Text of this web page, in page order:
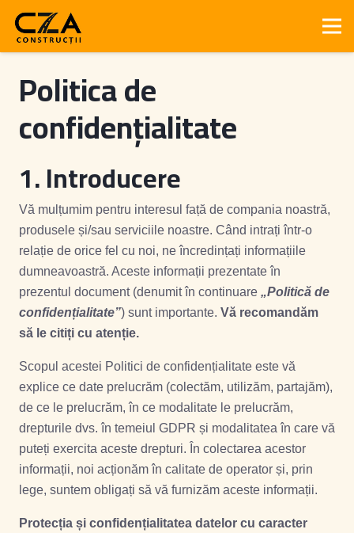
Politica de
confidențialitate
1. Introducere
Vă mulțumim pentru interesul față de compania noastră,
produsele și/sau serviciile noastre. Când intrați într-o
relație de orice fel cu noi, ne încredințați informațiile
dumneavoastră. Aceste informații prezentate în
prezentul document (denumit în continuare „Politică de
confidențialitate”) sunt importante. Vă recomandăm
să le citiți cu atenție.
Scopul acestei Politici de confidențialitate este vă
explice ce date prelucrăm (colectăm, utilizăm, partajăm),
de ce le prelucrăm, în ce modalitate le prelucrăm,
drepturile dvs. în temeiul GDPR și modalitatea în care vă
puteți exercita aceste drepturi. În colectarea acestor
informații, noi acționăm în calitate de operator și, prin
lege, suntem obligați să vă furnizăm aceste informații.
Protecția și confidențialitatea datelor cu caracter